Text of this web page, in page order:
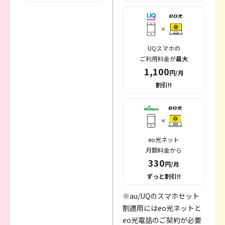
UQスマホの
ご利用料金が最大
1,100円/月
割引!!
eo光ネット
月額料金から
330円/月
ずっと割引!!
※au/UQのスマホセット
割適用にはeo光ネットと
eo光電話のご契約が必要